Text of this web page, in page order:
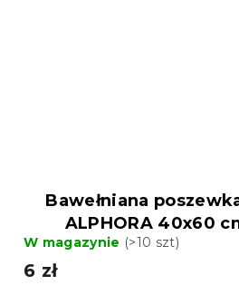
Bawełniana
ALPHORA 40x60
W magazynie (>10 szt)
6 zł